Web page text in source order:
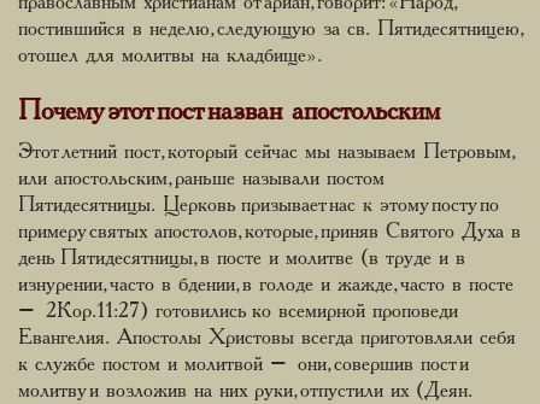
постившийся в неделю, следующую за св. Пятидесятницею,
отошел для молитвы на кладбище».
Почему этот пост назван апостольским
Этот летний пост, который сейчас мы называем Петровым,
или апостольским, раньше называли постом
Пятидесятницы. Церковь призывает нас к этому посту по
примеру святых апостолов, которые, приняв Святого Духа в
день Пятидесятницы, в посте и молитве (в труде и в
изнурении, часто в бдении, в голоде и жажде, часто в посте
– 2Кор.11:27) готовились ко всемирной проповеди
Евангелия. Апостолы Христовы всегда приготовляли себя
к службе постом и молитвой – они, совершив пост и
молитву и возложив на них руки, отпустили их (Деян.